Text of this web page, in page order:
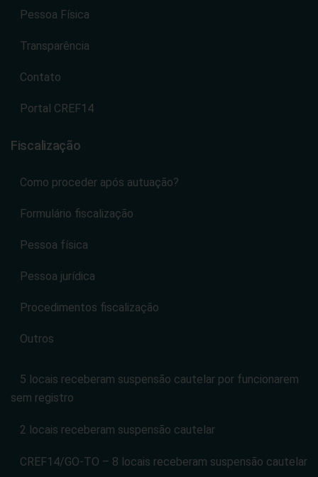
Pessoa Física
Transparência
Contato
Portal CREF14
Fiscalização
Como proceder após autuação?
Formulário fiscalização
Pessoa física
Pessoa jurídica
Procedimentos fiscalização
Outros
5 locais receberam suspensão cautelar por funcionarem
sem registro
2 locais receberam suspensão cautelar
CREF14/GO-TO – 8 locais receberam suspensão cautelar